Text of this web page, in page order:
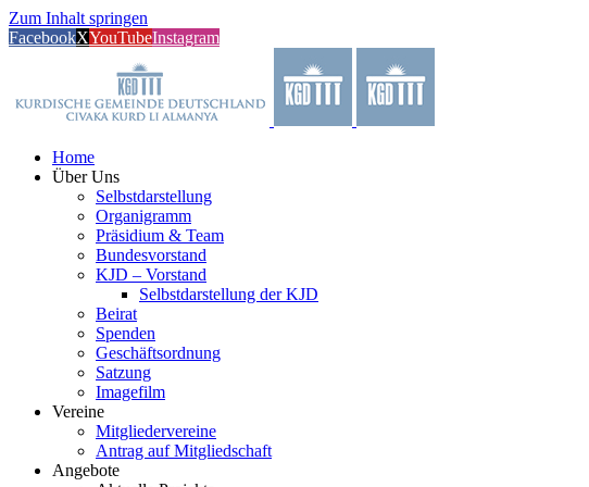
Zum Inhalt springen
FacebookXYouTubeInstagram
Home
Über Uns
Selbstdarstellung
Organigramm
Präsidium & Team
Bundesvorstand
KJD – Vorstand
Selbstdarstellung der KJD
Beirat
Spenden
Geschäftsordnung
Satzung
Imagefilm
Vereine
Mitgliedervereine
Antrag auf Mitgliedschaft
Angebote